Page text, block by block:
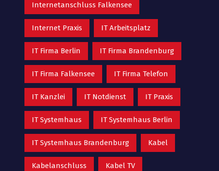
Internetanschluss Falkensee
Internet Praxis IT Arbeitsplatz
IT Firma Berlin IT Firma Brandenburg
IT Firma Falkensee IT Firma Telefon
IT Kanzlei IT Notdienst IT Praxis
IT Systemhaus IT Systemhaus Berlin
IT Systemhaus Brandenburg Kabel
Kabelanschluss Kabel TV